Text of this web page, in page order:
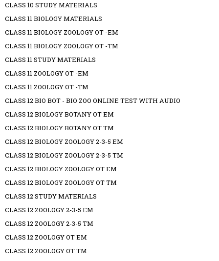
CLASS 10 STUDY MATERIALS
CLASS 11 BIOLOGY MATERIALS
CLASS 11 BIOLOGY ZOOLOGY OT -EM
CLASS 11 BIOLOGY ZOOLOGY OT -TM
CLASS 11 STUDY MATERIALS
CLASS 11 ZOOLOGY OT -EM
CLASS 11 ZOOLOGY OT -TM
CLASS 12 BIO BOT - BIO ZOO ONLINE TEST WITH AUDIO
CLASS 12 BIOLOGY BOTANY OT EM
CLASS 12 BIOLOGY BOTANY OT TM
CLASS 12 BIOLOGY ZOOLOGY 2-3-5 EM
CLASS 12 BIOLOGY ZOOLOGY 2-3-5 TM
CLASS 12 BIOLOGY ZOOLOGY OT EM
CLASS 12 BIOLOGY ZOOLOGY OT TM
CLASS 12 STUDY MATERIALS
CLASS 12 ZOOLOGY 2-3-5 EM
CLASS 12 ZOOLOGY 2-3-5 TM
CLASS 12 ZOOLOGY OT EM
CLASS 12 ZOOLOGY OT TM